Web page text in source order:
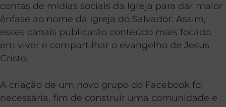
contas de mídias sociais da Igreja para dar maior
ênfase ao nome da Igreja do Salvador. Assim,
esses canais publicarão conteúdo mais focado
em viver e compartilhar o evangelho de Jesus
Cristo.
A criação de um novo grupo do Facebook foi
necessária, fim de construir uma comunidade e